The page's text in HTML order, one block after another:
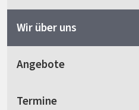
Wir über uns
Angebote
Termine